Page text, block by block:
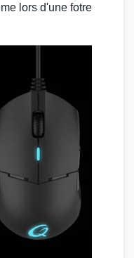
lors d'une fotre